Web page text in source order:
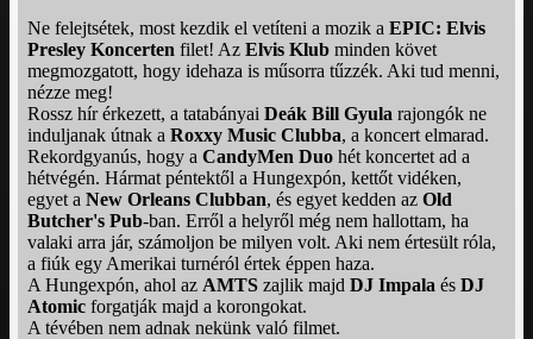
Ne felejtsétek, most kezdik el vetíteni a mozik aEPIC: Elvis
Presley Koncerten filet! AzElvis Klub minden követ
megmozgatott, hogy idehaza is műsorra tűzzék. Aki tud menni,
nézze meg!
Rossz hír érkezett, a tatabányaiDeák Bill Gyula rajongók ne
induljanak útnak aRoxxy Music Clubba, a koncert elmarad.
Rekordgyanús, hogy aCandyMen Duo hét koncertet ad a
hétvégén. Hármat péntektől a Hungexpón, kettőt vidéken,
egyet aNew Orleans Clubban, és egyet kedden azOld
Butcher's Pub-ban. Erről a helyről még nem hallottam, ha
valaki arra jár, számoljon be milyen volt. Aki nem értesült róla,
a fiúk egy Amerikai turnéról értek éppen haza.
A Hungexpón, ahol az AMTS zajlik majdDJ Impala ésDJ
Atomic forgatják majd a korongokat.
A tévében nem adnak nekünk való filmet.